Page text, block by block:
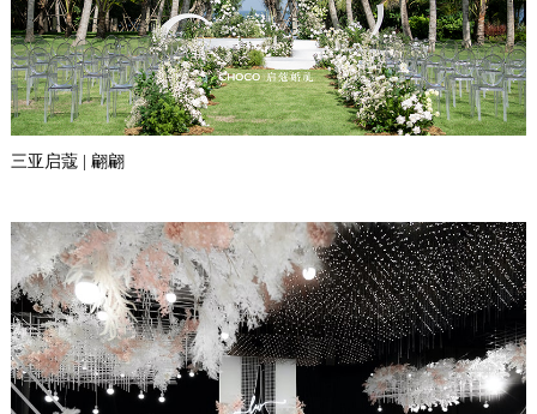
三亚启蔻 | 翩翩